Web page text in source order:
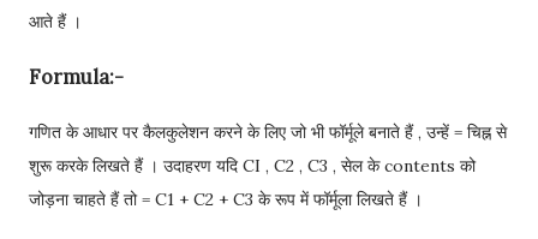
आते हैं ।
Formula:-
गणित के आधार पर कैलकुलेशन करने के लिए जो भी फॉर्मूले बनाते हैं , उन्हें = चिह्न से
शुरू करके लिखते हैं । उदाहरण यदि CI , C2 , C3 , सेल के contents को
जोड़ना चाहते हैं तो = C1 + C2 + C3 के रूप में फॉर्मूला लिखते हैं ।